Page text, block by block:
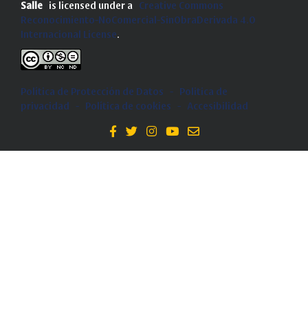
Salle is licensed under a Creative Commons
Reconocimiento-NoComercial-SinObraDerivada 4.0
Internacional License.
Política de Protección de Datos -
Politica de
privacidad
- Política de cookies - Accesibilidad